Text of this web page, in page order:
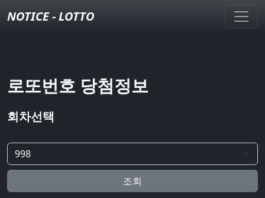
NOTICE - LOTTO
로또번호 당첨정보
회차선택
조회